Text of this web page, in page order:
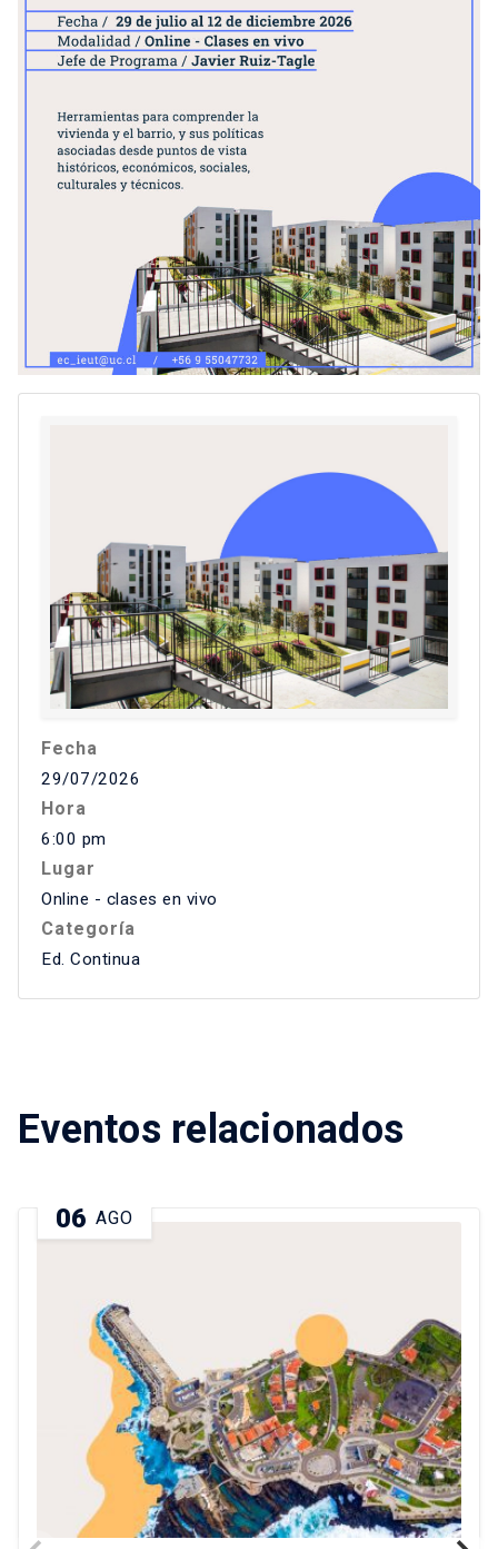
Fecha
29/07/2026
Hora
6:00 pm
Lugar
Online - clases en vivo
Categoría
Ed. Continua
Eventos relacionados
06 AGO